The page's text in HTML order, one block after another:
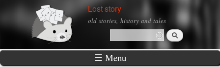
Skip to
main
Lost story
old stories, history and tales
Search form
Search
☰ Menu